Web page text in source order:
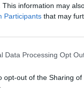
This information may
Participants that may
Data Processing Opt
opt-out of the Sharing of
την άρση του
και
οι